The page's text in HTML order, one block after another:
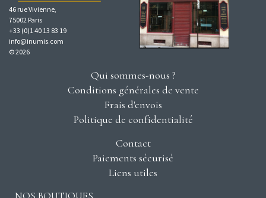
46 rue Vivienne,
75002 Paris
+33 (0)1 40 13 83 19
info@inumis.com
© 2026
Qui sommes-nous ?
Conditions générales de vente
Frais d'envois
Politique de confidentialité
Contact
Paiements sécurisé
Liens utiles